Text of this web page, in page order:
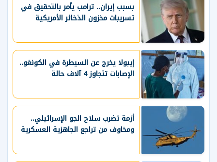
بسبب إيران.. ترامب يأمر بالتحقيق في
تسريبات مخزون الذخائر الأمريكية
إيبولا يخرج عن السيطرة في الكونغو..
الإصابات تتجاوز 4 آلاف حالة
أزمة تضرب سلاح الجو الإسرائيلي..
ومخاوف من تراجع الجاهزية العسكرية